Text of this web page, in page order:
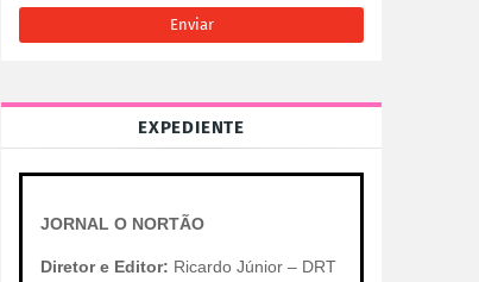
EXPEDIENTE
JORNAL O NORTÃO
Diretor e Editor: Ricardo Júnior – DRT